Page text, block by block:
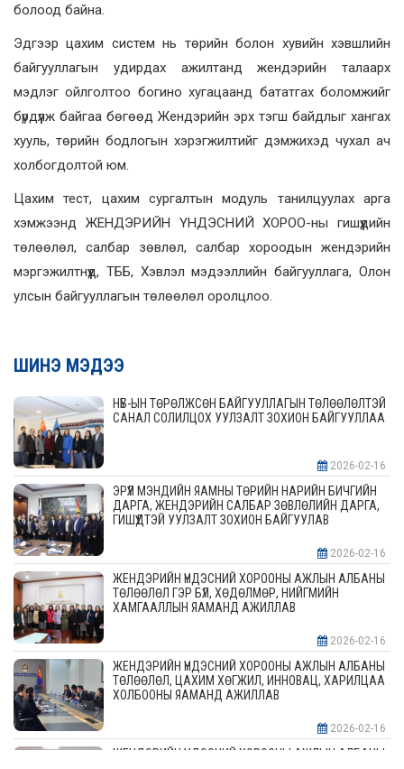
болоод байна.
Эдгээр цахим систем нь төрийн болон хувийн хэвшлийн
байгууллагын удирдах ажилтанд жендэрийн талаарх
мэдлэг ойлголтоо богино хугацаанд бататгах боломжийг
бүрдүүлж байгаа бөгөөд Жендэрийн эрх тэгш байдлыг хангах
хууль, төрийн бодлогын хэрэгжилтийг дэмжихэд чухал ач
холбогдолтой юм.
Цахим тест, цахим сургалтын модуль танилцуулах арга
хэмжээнд ЖЕНДЭРИЙН ҮНДЭСНИЙ ХОРОО-ны гишүүдийн
төлөөлөл, салбар зөвлөл, салбар хороодын жендэрийн
мэргэжилтнүүд, ТББ, Хэвлэл мэдээллийн байгууллага, Олон
улсын байгууллагын төлөөлөл оролцлоо.
ШИНЭ МЭДЭЭ
НҮБ-ЫН ТӨРӨЛЖСӨН БАЙГУУЛЛАГЫН ТӨЛӨӨЛӨЛТЭЙ
САНАЛ СОЛИЛЦОХ УУЛЗАЛТ ЗОХИОН БАЙГУУЛЛАА
2026-02-16
ЭРҮҮЛ МЭНДИЙН ЯАМНЫ ТӨРИЙН НАРИЙН БИЧГИЙН
ДАРГА, ЖЕНДЭРИЙН САЛБАР ЗӨВЛӨЛИЙН ДАРГА,
ГИШҮҮДТЭЙ УУЛЗАЛТ ЗОХИОН БАЙГУУЛАВ
2026-02-16
ЖЕНДЭРИЙН ҮНДЭСНИЙ ХОРООНЫ АЖЛЫН АЛБАНЫ
ТӨЛӨӨЛӨЛ ГЭР БҮЛ, ХӨДӨЛМӨР, НИЙГМИЙН
ХАМГААЛЛЫН ЯАМАНД АЖИЛЛАВ
2026-02-16
ЖЕНДЭРИЙН ҮНДЭСНИЙ ХОРООНЫ АЖЛЫН АЛБАНЫ
ТӨЛӨӨЛӨЛ, ЦАХИМ ХӨГЖИЛ, ИННОВАЦ, ХАРИЛЦАА
ХОЛБООНЫ ЯАМАНД АЖИЛЛАВ
2026-02-16
ЖЕНДЭРИЙН ҮНДЭСНИЙ ХОРООНЫ АЖЛЫН АЛБАНЫ